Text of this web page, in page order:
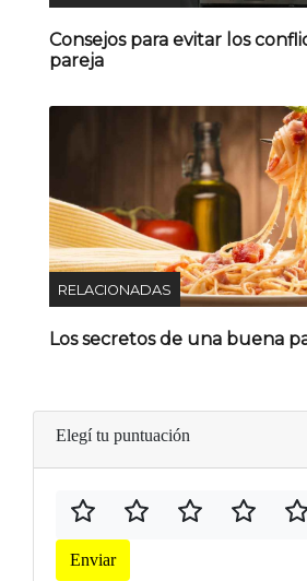
Consejos para evitar los
pareja
RELACIONADAS
Los secretos de una buena
Elegí tu puntuación
Enviar